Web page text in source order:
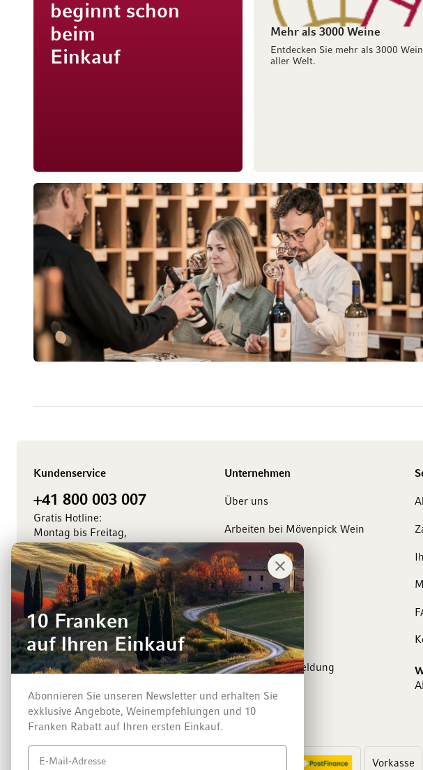
beginnt schon
beim
Einkauf
Mehr als 3000 Weine
Entdecken Sie mehr als 3000
aller Welt.
Kundenservice
+41 800 003 007
Gratis Hotline:
Montag bis Freitag,
8.00 bis 18.00 Uhr
Kontaktieren Sie uns
Unternehmen
Über uns
Arbeiten bei Mövenpick Wein
Management
Medienkontakt
Events
Winzer
Newsletter-Anmeldung
Zahlungsarten
Vorkasse
10 Franken
auf Ihren Einkauf
Abonnieren Sie unseren Newsletter und erhalten Sie
exklusive Angebote, Weinempfehlungen und 10
Franken Rabatt auf Ihren ersten Einkauf.